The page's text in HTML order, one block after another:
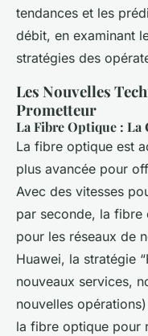
tendances et les
débit, en examinant
stratégies des
Les Nouvelles
Prometteur
La Fibre Optique : La
La fibre optique est
plus avancée pour
Avec des vitesses
par seconde, la fibre
pour les réseaux de
Huawei, la stratégie
nouveaux services,
nouvelles
la fibre optique pour